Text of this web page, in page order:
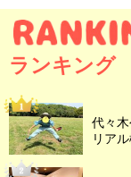
ランキング
代々
リア